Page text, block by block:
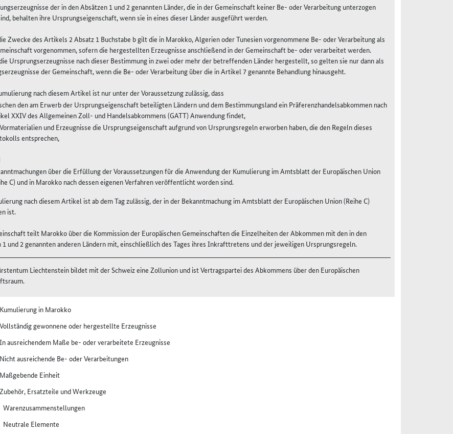
der in den Absätzen 1 und 2 genannten Länder, die in der Gemeinschaft keiner Be- oder Verarbeitung unterzogen
behalten ihre Ursprungseigenschaft, wenn sie in eines dieser Länder ausgeführt werden.
Zwecke des Artikels 2 Absatz 1 Buchstabe b gilt die in Marokko, Algerien oder Tunesien vorgenommene Be- oder Verarbeitung als
vorgenommen, sofern die hergestellten Erzeugnisse anschließend in der Gemeinschaft be- oder verarbeitet werden.
Ursprungserzeugnisse nach dieser Bestimmung in zwei oder mehr der betreffenden Länder hergestellt, so gelten sie nur dann als
der Gemeinschaft, wenn die Be- oder Verarbeitung über die in Artikel 7 genannte Behandlung hinausgeht.
nach diesem Artikel ist nur unter der Voraussetzung zulässig, dass
den am Erwerb der Ursprungseigenschaft beteiligten Ländern und dem Bestimmungsland ein Präferenzhandelsabkommen nach
XXIV des Allgemeinen Zoll- und Handelsabkommens (GATT) Anwendung findet,
und Erzeugnisse die Ursprungseigenschaft aufgrund von Ursprungsregeln erworben haben, die den Regeln dieses
entsprechen,
über die Erfüllung der Voraussetzungen für die Anwendung der Kumulierung im Amtsblatt der Europäischen Union
C) und in Marokko nach dessen eigenen Verfahren veröffentlicht worden sind.
nach diesem Artikel ist ab dem Tag zulässig, der in der Bekanntmachung im Amtsblatt der Europäischen Union (Reihe C)
ist.
teilt Marokko über die Kommission der Europäischen Gemeinschaften die Einzelheiten der Abkommen mit den in den
1 und 2 genannten anderen Ländern mit, einschließlich des Tages ihres Inkrafttretens und der jeweiligen Ursprungsregeln.
Liechtenstein bildet mit der Schweiz eine Zollunion und ist Vertragspartei des Abkommens über den Europäischen
Kumulierung in Marokko
Vollständig gewonnene oder hergestellte Erzeugnisse
In ausreichendem Maße be- oder verarbeitete Erzeugnisse
Nicht ausreichende Be- oder Verarbeitungen
Maßgebende Einheit
Zubehör, Ersatzteile und Werkzeuge
Warenzusammenstellungen
Neutrale Elemente